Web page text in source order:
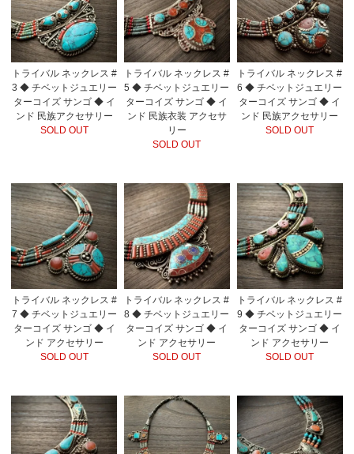
トライバル ネックレス #
3 ◆ チベットジュエリー
ターコイズ サンゴ ◆ イ
ンド 民族アクセサリー
SOLD OUT
トライバル ネックレス #
5 ◆ チベットジュエリー
ターコイズ サンゴ ◆ イ
ンド 民族衣装 アクセサ
リー
SOLD OUT
トライバル ネックレス #
6 ◆ チベットジュエリー
ターコイズ サンゴ ◆ イ
ンド 民族アクセサリー
SOLD OUT
トライバル ネックレス #
7 ◆ チベットジュエリー
ターコイズ サンゴ ◆ イ
ンド アクセサリー
SOLD OUT
トライバル ネックレス #
8 ◆ チベットジュエリー
ターコイズ サンゴ ◆ イ
ンド アクセサリー
SOLD OUT
トライバル ネックレス #
9 ◆ チベットジュエリー
ターコイズ サンゴ ◆ イ
ンド アクセサリー
SOLD OUT